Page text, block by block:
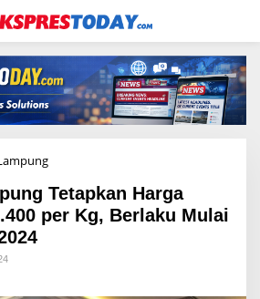
m
p
r
Tetapkan Harga
per Kg, Berlaku Mulai